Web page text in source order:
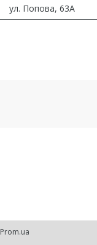
ул. Попова, 63А
Prom.ua